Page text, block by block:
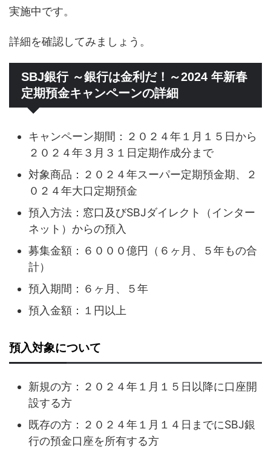
実施中です。
詳細を確認してみましょう。
SBJ銀行 ～銀行は金利だ！～2024 年新春
定期預金キャンペーンの詳細
キャンペーン期間：２０２４年１月１５日から
２０２４年３月３１日定期作成分まで
対象商品：２０２４年スーパー定期預金期、２
０２４年大口定期預金
預入方法：窓口及びSBJダイレクト（インター
ネット）からの預入
募集金額：６０００億円（６ヶ月、５年もの合
計）
預入期間：６ヶ月、５年
預入金額：１円以上
預入対象について
新規の方：２０２４年１月１５日以降に口座開
設する方
既存の方：２０２４年１月１４日までにSBJ銀
行の預金口座を所有する方